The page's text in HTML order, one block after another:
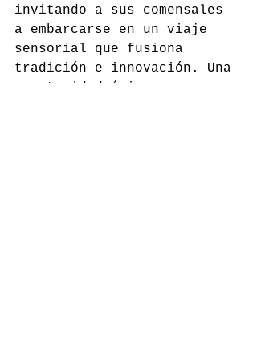
invitando a sus comensales
a embarcarse en un viaje
sensorial que fusiona
tradición e innovación. Una
oportunidad única para